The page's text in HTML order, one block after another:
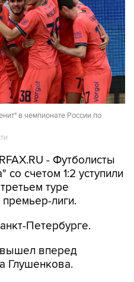
в чемпионате России по
- Футболисты
со счетом 1:2 уступили
туре
лиги.
Петербурге.
вышел вперед
Глушенкова.